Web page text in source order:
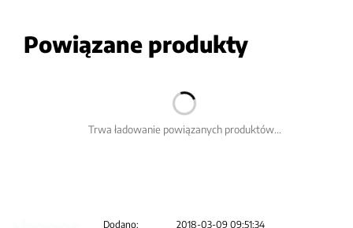
Powiązane produkty
Trwa ładowanie powiązanych produktów...
Dodano:
2018-03-09 09:51:34